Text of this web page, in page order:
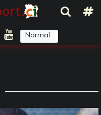
Normal